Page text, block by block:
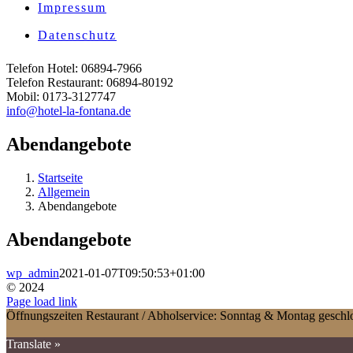
Impressum
Datenschutz
Telefon Hotel: 06894-7966
Telefon Restaurant: 06894-80192
Mobil: 0173-3127747
info@hotel-la-fontana.de
Abendangebote
Startseite
Allgemein
Abendangebote
Abendangebote
wp_admin2021-01-07T09:50:53+01:00
© 2024
Page load link
Öffnungszeiten Restaurant / Abholservice: Sonntag & Montag
Translate »